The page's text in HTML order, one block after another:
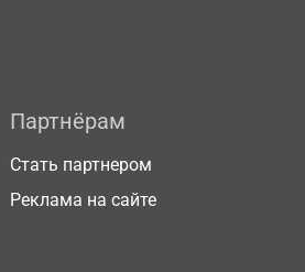
Партнёрам
Стать партнером
Реклама на сайте